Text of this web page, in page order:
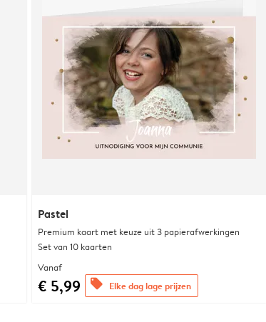
Pastel
Premium kaart met keuze uit 3 papierafwerkingen
Set van 10 kaarten
Vanaf
€ 5,99 offers Elke dag lage prijzen